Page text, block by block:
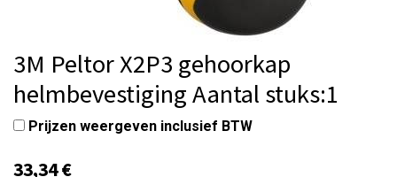
3M Peltor X2P3 gehoorkap
helmbevestiging Aantal stuks:1
Prijzen weergeven inclusief BTW
33,34€